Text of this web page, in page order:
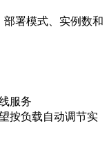
署模式、实例数和
服务
按负载自动调节实